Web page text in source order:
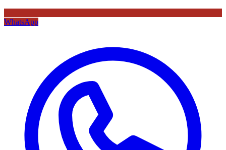
WhatsApp